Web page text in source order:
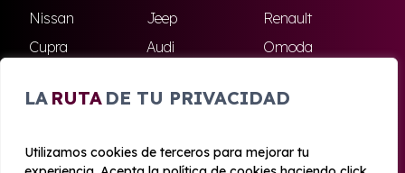
LA RUTA DE TU PRIVACIDAD
Utilizamos cookies de terceros para mejorar tu
Nissan
Jeep
Renault
Cupra
Audi
Omoda
Skoda
Ford Todas las marcas